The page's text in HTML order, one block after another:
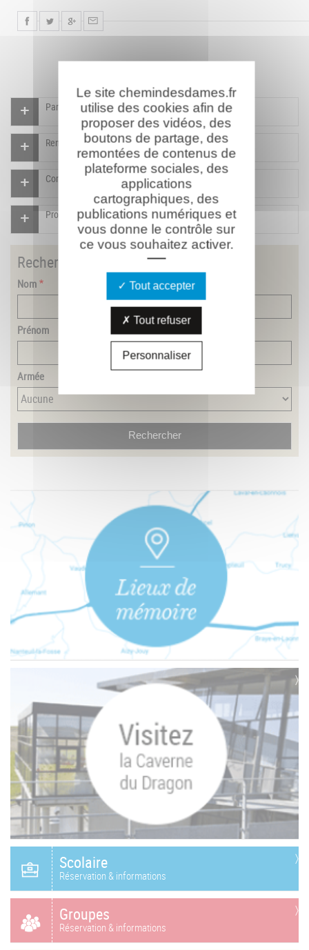
Participer à l'indexation du Mémorial virtuel
Rendre un hommage pour ce combattant
Compléter la fiche pour ce combattant
Proposer un document pour ce combattant
Rechercher un combattant
Nom
Prénom
Armée
Scolaire
Réservation & informations
Groupes
Réservation & informations
Le site chemindesdames.fr
utilise des cookies afin de
proposer des vidéos, des
boutons de partage, des
remontées de contenus de
plateforme sociales, des
applications
cartographiques, des
publications numériques et
vous donne le contrôle sur
ce vous souhaitez activer.
Tout accepter
Tout refuser
Personnaliser